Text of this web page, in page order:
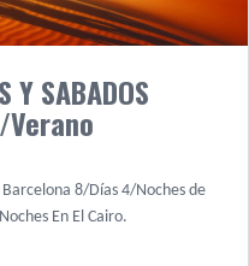
Y SABADOS
Barcelona 8/Días 4/Noches de
En El Cairo.